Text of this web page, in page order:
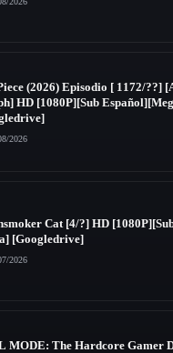
(2026) Episodio [ 1172/??]
HD [1080P][Sub
2026
Cat [4/?] HD [1080P][Sub Español]
[Googledrive]
2026
MODE: The Hardcore Gamer